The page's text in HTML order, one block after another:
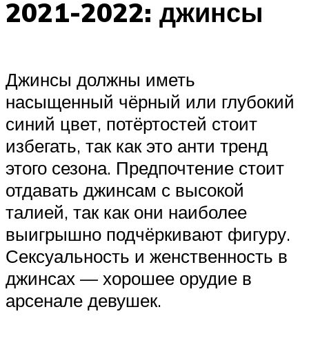
2021-2022: джинсы
Джинсы должны иметь
насыщенный чёрный или глубокий
синий цвет, потёртостей стоит
избегать, так как это анти тренд
этого сезона. Предпочтение стоит
отдавать джинсам с высокой
талией, так как они наиболее
выигрышно подчёркивают фигуру.
Сексуальность и женственность в
джинсах — хорошее орудие в
арсенале девушек.